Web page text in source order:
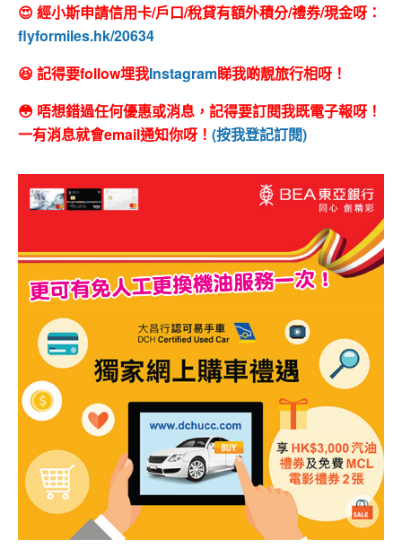
😍 經小斯申請信用卡/戶口/稅貸有額外積分/禮券/現金呀：
flyformiles.hk/20634
😆 記得要follow埋我Instagram睇我啲靚旅行相呀！
😳 唔想錯過任何優惠或消息，記得要訂閱我既電子報呀！
一有消息就會email通知你呀！ (按我登記訂閱)